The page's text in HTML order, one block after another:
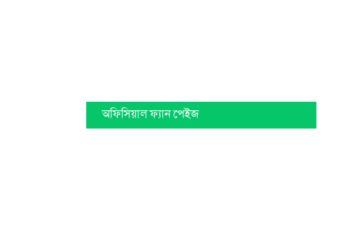
অফিসিয়াল ফ্যান পেইজ